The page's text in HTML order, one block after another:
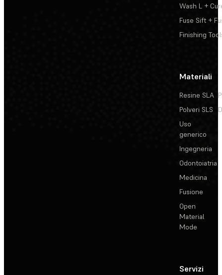
Wash L +
Fuse Sift +
Finishing
Materiali
Resine SLA
Polveri SLS
Uso
generico
Ingegneria
Odontoiatria
Medicina
Fusione
Open
Material
Mode
Servizi